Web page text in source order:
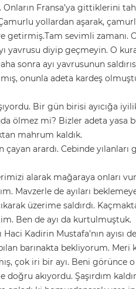
Fransa’ya gittiklerini
yollardan aşarak,
getirmiş.Tam sevimli
yavrusu diyip geçmeyin. O
sonra ayı yavrusunun
onunla adeta kardeş
Bir gün birisi ayıcığa
ölmez mi? Bizler adeta
mahrum kaldık.
arardı. Cebinde
alarak mağaraya onları
de ayıları
üzerime saldırdı.
Ben de ayı da kurtulmuştuk.
Kadirin Mustafa’nın ayısı
barınakta bekliyorum.
çok iri bir ayı. Beni
akıyordu. Şaşırdım